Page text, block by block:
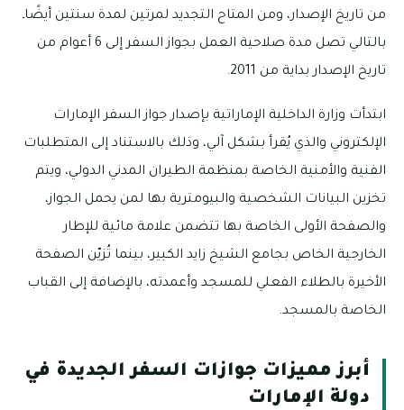
من تاريخ الإصدار، ومن المتاح التجديد لمرتين لمدة سنتين أيضًاـ
بالتالي تصل مدة صلاحية العمل بجواز السفر إلى 6 أعوام من
تاريخ الإصدار بداية من 2011.
ابتدأت وزارة الداخلية الإماراتية بإصدار جواز السفر الإمارات
الإلكتروني والذي يُقرأ بشكل آلي، وذلك بالاستناد إلى المتطلبات
الفنية والأمنية الخاصة بمنظمة الطيران المدني الدولي، ويتم
تخزين البيانات الشخصية والبيومترية بها لمن يحمل الجواز،
والصفحة الأولى الخاصة بها تتضمن علامة مائية للإطار
الخارجية الخاص بجامع الشيخ زايد الكبير، بينما تُزيّن الصفحة
الأخيرة بالطلاء الفعلي للمسجد وأعمدته، بالإضافة إلى القباب
الخاصة بالمسجد.
أبرز مميزات جوازات السفر الجديدة في
دولة الإمارات